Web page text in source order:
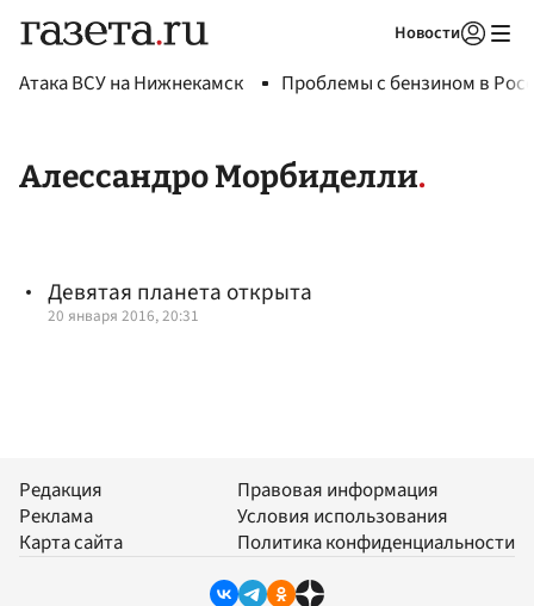
Новости
Атака ВСУ на Нижнекамск Проблемы с бензином в
Алессандро Морбиделли
Девятая планета открыта
20 января 2016, 20:31
Редакция
Реклама
Карта сайта
Правовая информация
Условия использования
Политика конфиденциальности